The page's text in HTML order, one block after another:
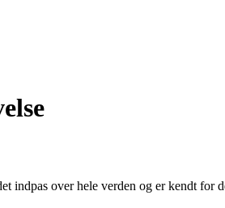
over hele verden og er kendt